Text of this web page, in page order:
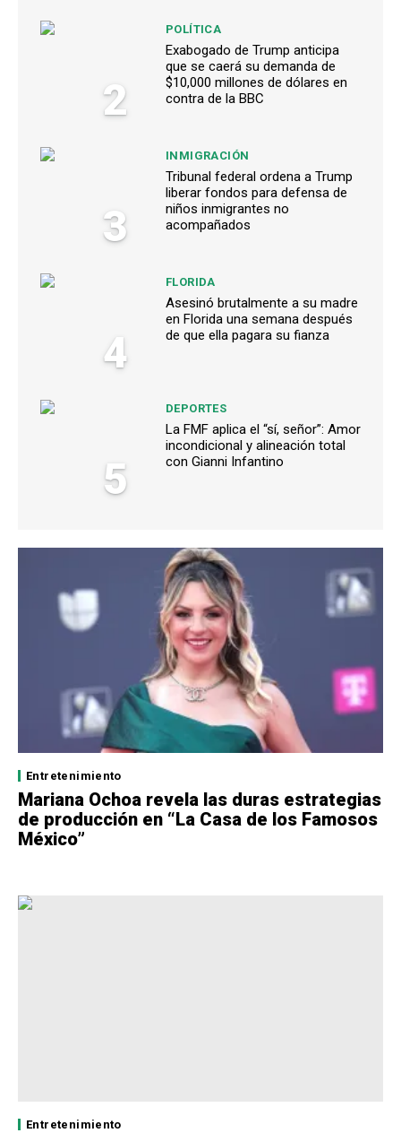
2
POLÍTICA
Exabogado de Trump anticipa
que se caerá su demanda de
$10,000 millones de dólares en
contra de la BBC
3
INMIGRACIÓN
Tribunal federal ordena a Trump
liberar fondos para defensa de
niños inmigrantes no
acompañados
4
FLORIDA
Asesinó brutalmente a su madre
en Florida una semana después
de que ella pagara su fianza
5
DEPORTES
La FMF aplica el “sí, señor”: Amor
incondicional y alineación total
con Gianni Infantino
Entretenimiento
Mariana Ochoa revela las duras estrategias
de producción en “La Casa de los Famosos
México”
Entretenimiento